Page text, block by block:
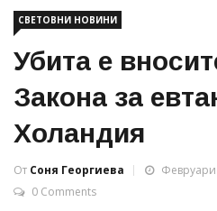
СВЕТОВНИ НОВИНИ
Убита е
Закона за
Холандия
От Соня Георгиева
Февруари
0 Comments